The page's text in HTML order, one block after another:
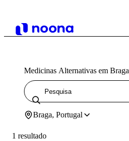
Medicinas Alternativas em Braga
Braga, Portugal
1 resultado